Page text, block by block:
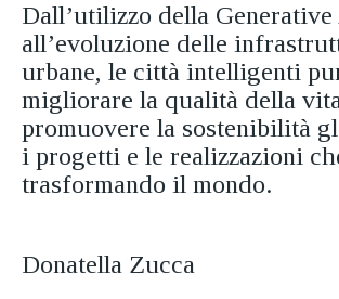
Dall’utilizzo della
all’evoluzione delle
urbane, le città intelligenti
migliorare la qualità della
promuovere la sostenibilità
i progetti e le realizzazioni
trasformando il mondo.
Donatella Zucca